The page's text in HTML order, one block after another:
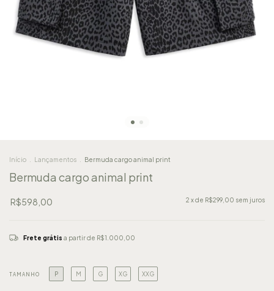
Início Lançamentos Bermuda cargo animal print
Bermuda cargo animal print
R$598,00 2 x de R$299,00 sem juros
Frete grátis a partir de R$1.000,00
TAMANHO P M G XG XXG